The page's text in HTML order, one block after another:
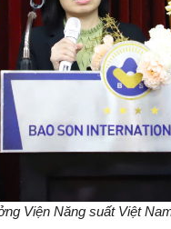
Viện Năng suất Việt